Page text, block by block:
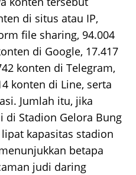
di situs atau IP,
file sharing, 94.004
di Google, 17.417
konten di Telegram,
konten di Line, serta
Jumlah itu, jika
di Stadion Gelora Bung
kapasitas stadion
betapa
judi daring